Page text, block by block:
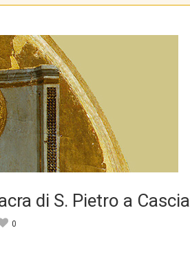
di S. Pietro a Cascia
0